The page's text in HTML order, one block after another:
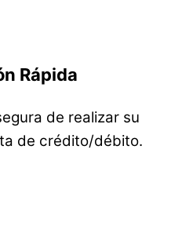
Rápida
de realizar su
de crédito/débito.